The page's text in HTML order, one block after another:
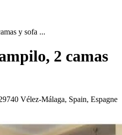
y sofa ...
2 camas
Vélez-Málaga, Spain, Espagne